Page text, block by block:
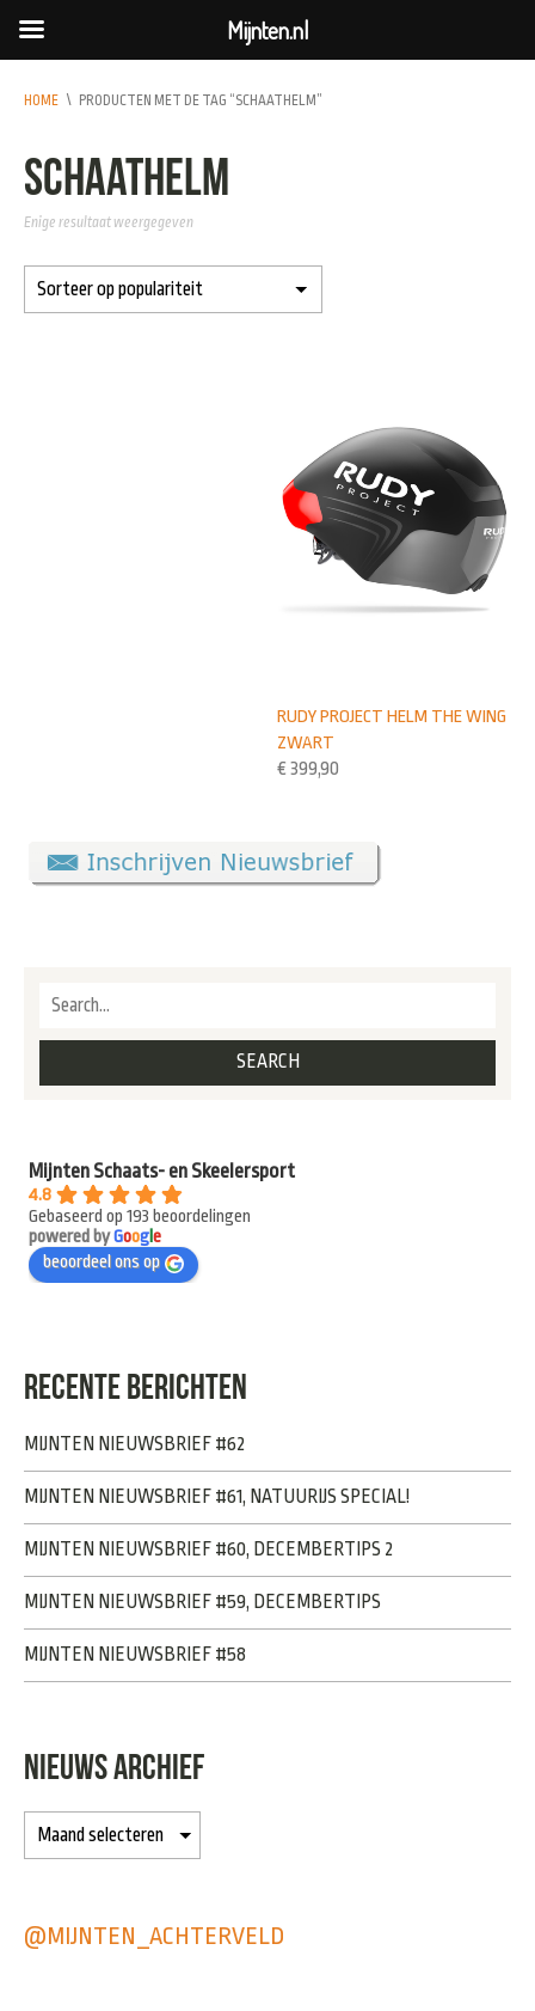
HOME \ PRODUCTEN MET DE TAG “SCHAATHELM”
Schaathelm
Enige resultaat weergegeven
RUDY PROJECT HELM THE WING
ZWART
€ 399,90
Mijnten Schaats- en Skeelersport
4.8
Gebaseerd op 193 beoordelingen
powered byGoogle
beoordeel ons op
RECENTE BERICHTEN
MIJNTEN NIEUWSBRIEF #62
MIJNTEN NIEUWSBRIEF #61, NATUURIJS SPECIAL!
MIJNTEN NIEUWSBRIEF #60, DECEMBERTIPS 2
MIJNTEN NIEUWSBRIEF #59, DECEMBERTIPS
MIJNTEN NIEUWSBRIEF #58
NIEUWS ARCHIEF
@MIJNTEN_ACHTERVELD
Mijnten.nl